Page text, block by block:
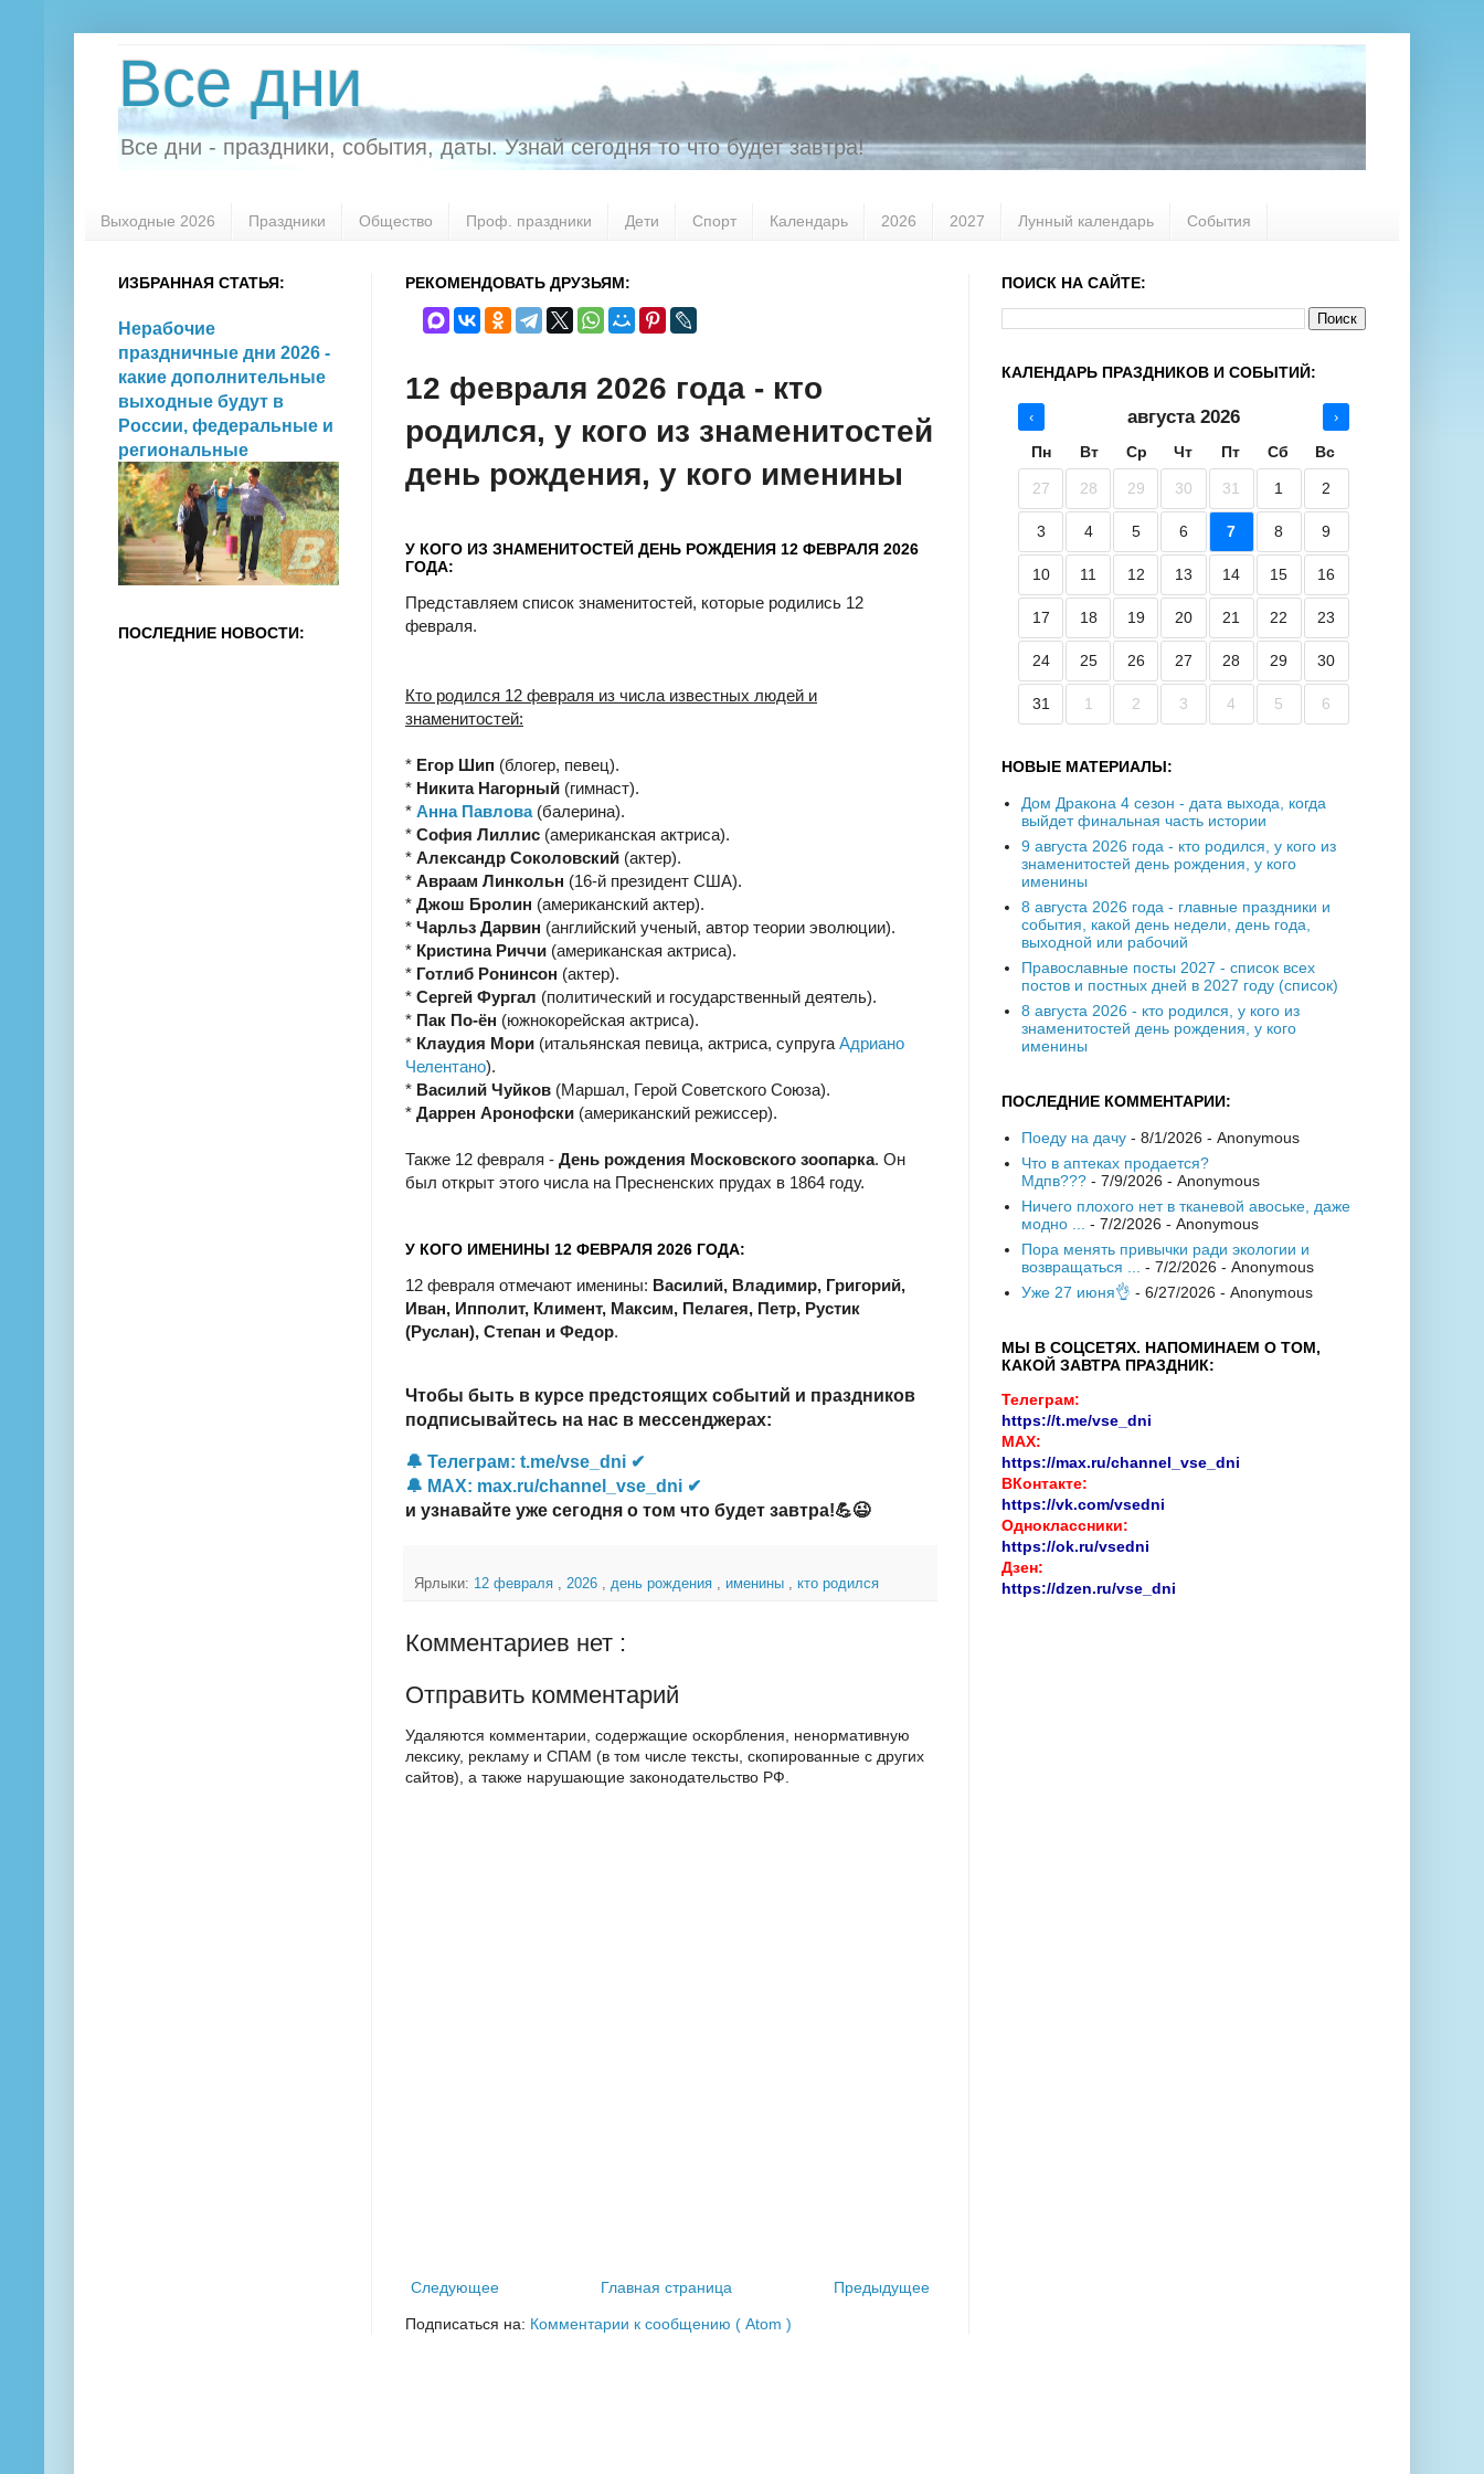
Все дни
Все дни - праздники, события, даты. Узнай сегодня то что будет завтра!
Выходные 2026 Праздники Общество Проф. праздники Дети Спорт Календарь 2026 2027 Лунный календарь События
РЕКОМЕНДОВАТЬ ДРУЗЬЯМ:
12 февраля 2026 года - кто
родился, у кого из знаменитостей
день рождения, у кого именины
У КОГО ИЗ ЗНАМЕНИТОСТЕЙ ДЕНЬ РОЖДЕНИЯ 12 ФЕВРАЛЯ 2026
ГОДА:
Представляем список знаменитостей, которые родились 12
февраля.
Кто родился 12 февраля из числа известных людей и
знаменитостей:
* Егор Шип (блогер, певец).
* Никита Нагорный (гимнаст).
* Анна Павлова(балерина).
* София Лиллис (американская актриса).
* Александр Соколовский (актер).
* Авраам Линкольн (16-й президент США).
* Джош Бролин (американский актер).
* Чарльз Дарвин (английский ученый, автор теории эволюции).
* Кристина Риччи (американская актриса).
* Готлиб Ронинсон (актер).
* Сергей Фургал (политический и государственный деятель).
* Пак По-ён (южнокорейская актриса).
* Клаудия Мори (итальянская певица, актриса, супруга Адриано
Челентано).
* Василий Чуйков (Маршал, Герой Советского Союза).
* Даррен Аронофски (американский режиссер).
Также 12 февраля - День рождения Московского зоопарка. Он
был открыт этого числа на Пресненских прудах в 1864 году.
У КОГО ИМЕНИНЫ 12 ФЕВРАЛЯ 2026 ГОДА:
12 февраля отмечают именины: Василий, Владимир, Григорий,
Иван, Ипполит, Климент, Максим, Пелагея, Петр, Рустик
(Руслан), Степан и Федор.
Чтобы быть в курсе предстоящих событий и праздников
подписывайтесь на нас в мессенджерах:
🔔 Телеграм: t.me/vse_dni ✔
🔔 MAX: max.ru/channel_vse_dni ✔
и узнавайте уже сегодня о том что будет завтра!💪😉
Ярлыки: 12 февраля 2026 день рождения именины кто родился
Комментариев нет :
Отправить комментарий
Удаляются комментарии, содержащие оскорбления, ненормативную
лексику, рекламу и СПАМ (в том числе тексты, скопированные с других
сайтов), а также нарушающие законодательство РФ.
Следующее Предыдущее
Главная страница
Подписаться на: Комментарии к сообщению ( Atom )
ИЗБРАННАЯ СТАТЬЯ:
Нерабочие
праздничные дни 2026 -
какие дополнительные
выходные будут в
России, федеральные и
региональные
ПОСЛЕДНИЕ НОВОСТИ:
ПОИСК НА САЙТЕ:
КАЛЕНДАРЬ ПРАЗДНИКОВ И СОБЫТИЙ:
‹ августа 2026 ›
Пн Вт Ср Чт Пт Сб Вс
27 28 29 30 31 1 2
3 4 5 6 7 8 9
10 11 12 13 14 15 16
17 18 19 20 21 22 23
24 25 26 27 28 29 30
31 1 2 3 4 5 6
НОВЫЕ МАТЕРИАЛЫ:
Дом Дракона 4 сезон - дата выхода, когда
выйдет финальная часть истории
9 августа 2026 года - кто родился, у кого из
знаменитостей день рождения, у кого
именины
8 августа 2026 года - главные праздники и
события, какой день недели, день года,
выходной или рабочий
Православные посты 2027 - список всех
постов и постных дней в 2027 году (список)
8 августа 2026 - кто родился, у кого из
знаменитостей день рождения, у кого
именины
ПОСЛЕДНИЕ КОММЕНТАРИИ:
Поеду на дачу- 8/1/2026 - Anonymous
Что в аптеках продается?
Мдпв???- 7/9/2026 - Anonymous
Ничего плохого нет в тканевой авоське, даже
модно ... - 7/2/2026 - Anonymous
Пора менять привычки ради экологии и
возвращаться ... - 7/2/2026 - Anonymous
Уже 27 июня👌 - 6/27/2026 - Anonymous
МЫ В СОЦСЕТЯХ. НАПОМИНАЕМ О ТОМ,
КАКОЙ ЗАВТРА ПРАЗДНИК:
Телеграм:
https://t.me/vse_dni
MAX:
https://max.ru/channel_vse_dni
ВКонтакте:
https://vk.com/vsedni
Одноклассники:
https://ok.ru/vsedni
Дзен:
https://dzen.ru/vse_dni